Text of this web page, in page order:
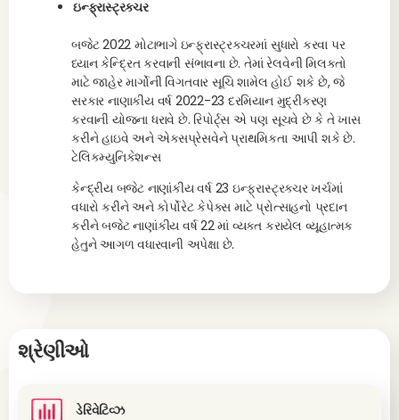
ઇન્ફ્રાસ્ટ્રક્ચર
બજેટ 2022 મોટાભાગે ઇન્ફ્રાસ્ટ્રક્ચરમાં સુધારો કરવા પર
ધ્યાન કેન્દ્રિત કરવાની સંભાવના છે. તેમાં રેલવેની મિલકતો
માટે જાહેર માર્ગોની વિગતવાર સૂચિ શામેલ હોઈ શકે છે, જે
સરકાર નાણાકીય વર્ષ 2022-23 દરમિયાન મુદ્રીકરણ
કરવાની યોજના ધરાવે છે. રિપોર્ટ્સ એ પણ સૂચવે છે કે તે ખાસ
કરીને હાઇવે અને એક્સપ્રેસવેને પ્રાથમિકતા આપી શકે છે.
ટેલિકમ્યુનિકેશન્સ
કેન્દ્રીય બજેટ નાણાંકીય વર્ષ 23 ઇન્ફ્રાસ્ટ્રક્ચર ખર્ચમાં
વધારો કરીને અને કોર્પોરેટ કેપેક્સ માટે પ્રોત્સાહનો પ્રદાન
કરીને બજેટ નાણાંકીય વર્ષ 22 માં વ્યક્ત કરાયેલ વ્યૂહાત્મક
હેતુને આગળ વધારવાની અપેક્ષા છે.
શ્રેણીઓ
ડેરિવેટિવ્ઝ